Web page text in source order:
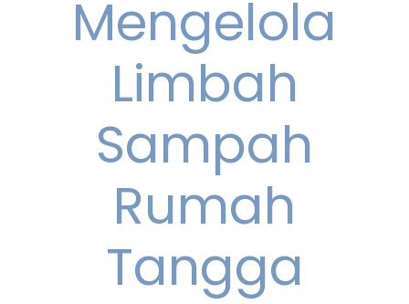
Mengelola
Limbah
Sampah
Rumah
Tangga